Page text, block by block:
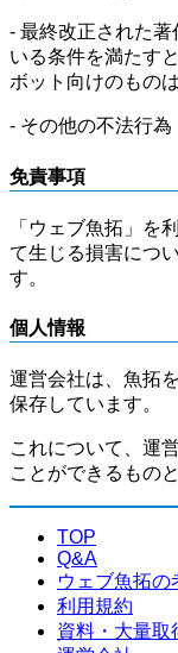
- 最終改正された
いる条件を満たす
ボット向けのもの
- その他の不法行為
免責事項
「ウェブ魚拓」を
て生じる損害につ
す。
個人情報
運営会社は、魚拓
保存しています。
これについて、運
ことができるもの
TOP
Q&A
ウェブ魚拓の
利用規約
資料・大量取